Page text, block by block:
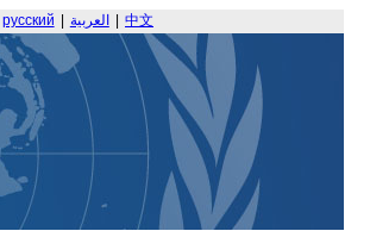
русский العربية 中文